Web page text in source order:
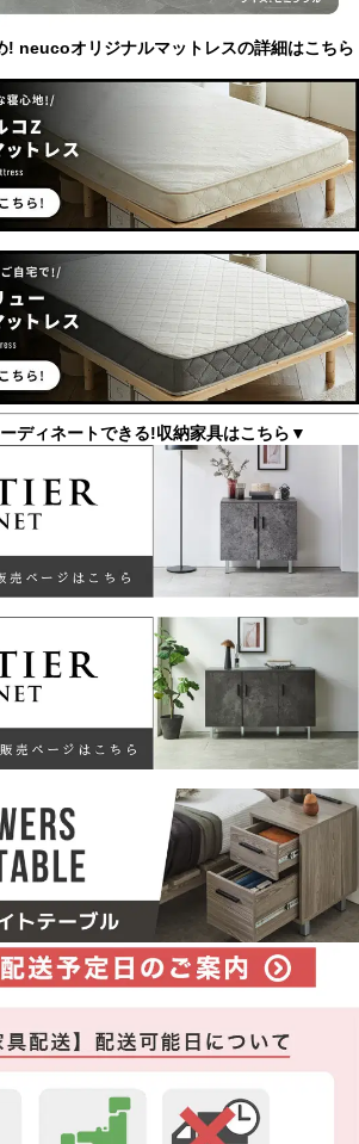
! neucoオリジナルマットレスの詳細はこちら
ディネートできる!収納家具はこちら▼